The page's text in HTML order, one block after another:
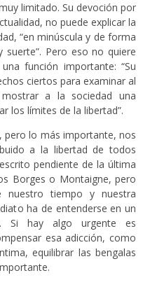
limitado. Su devoción por
no puede explicar la
“en minúscula y de forma
Pero eso no quiere
función importante: “Su
ciertos para examinar al
a la sociedad una
los límites de la libertad”.
pero lo más importante, nos
a la libertad de todos
pendiente de la última
Borges o Montaigne, pero
nuestro tiempo y nuestra
ha de entenderse en un
Si hay algo urgente es
esa adicción, como
equilibrar las bengalas